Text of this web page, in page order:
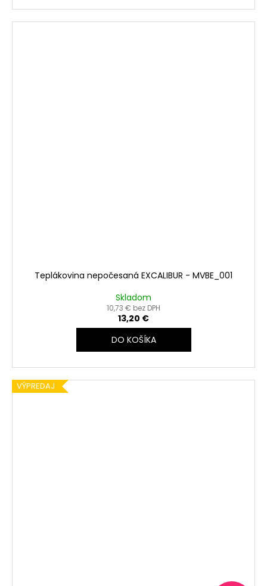
Teplákovina nepočesaná EXCALIBUR - MVBE_001
Skladom
10,73 € bez DPH
13,20 €
DO KOŠÍKA
VÝPREDAJ